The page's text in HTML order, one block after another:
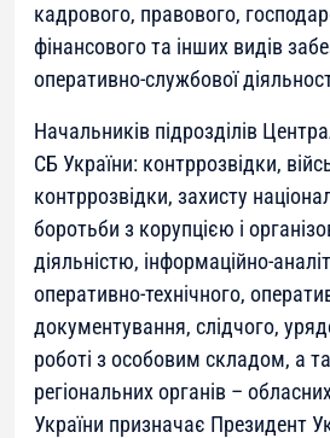
кадрового, правового,
фінансового та інших видів
оперативно-службової
Начальників підрозділів
СБ України: контррозвідки,
контррозвідки, захисту
боротьби з корупцією і
діяльністю, інформаційно-
оперативно-технічного,
документування, слідчого,
роботі з особовим складом, а
регіональних органів –
України призначає Президент